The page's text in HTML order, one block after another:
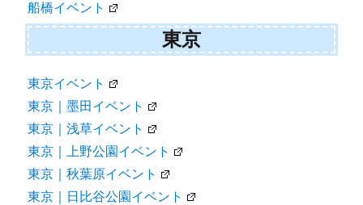
船橋イベント
東京
東京イベント
東京｜墨田イベント
東京｜浅草イベント
東京｜上野公園イベント
東京｜秋葉原イベント
東京｜日比谷公園イベント